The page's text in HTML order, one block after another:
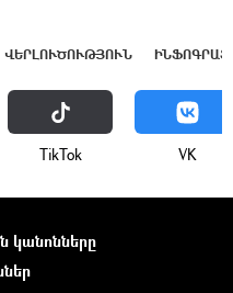
ՎԵՐԼՈՒԾՈՒԹՅՈՒՆ
ТikТоk VK
կանոնները